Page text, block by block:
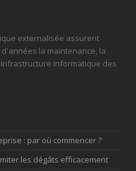
externalisée assurent
la maintenance, la
informatique des
: par où commencer ?
les dégâts efficacement